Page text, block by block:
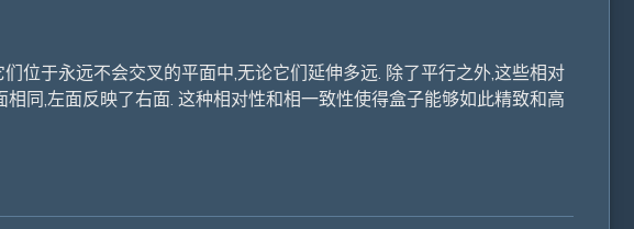
位于永远不会交叉的平面中,无论它们延伸多远. 除了平行之外,这些相对
同,左面反映了右面. 这种相对性和相一致性使得盒子能够如此精致和高